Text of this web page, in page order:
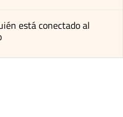
está conectado al